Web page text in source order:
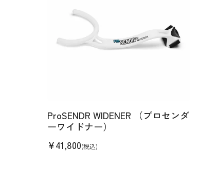
ProSENDR WIDENER （プロセンダ
ーワイドナー）
¥41,800(税込)